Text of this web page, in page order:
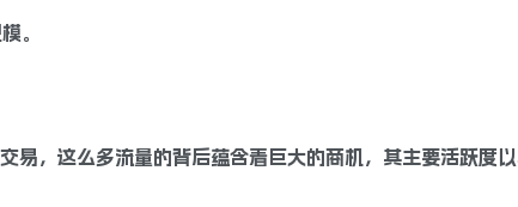
。
易，这么多流量的背后蕴含着巨大的商机，其主要活跃度